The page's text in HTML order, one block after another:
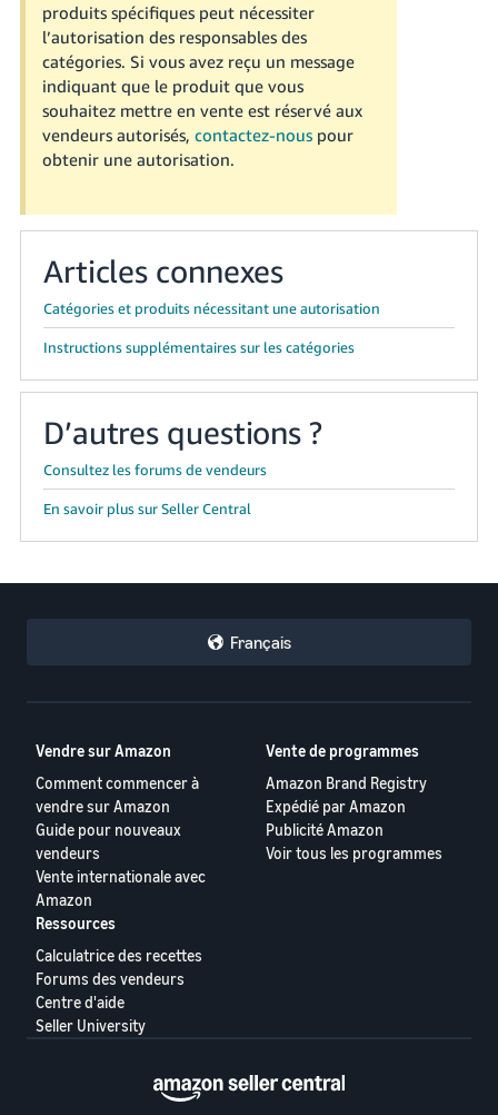
produits spécifiques peut nécessiter
l’autorisation des responsables des
catégories. Si vous avez reçu un message
indiquant que le produit que vous
souhaitez mettre en vente est réservé aux
vendeurs autorisés, contactez-nouspour
obtenir une autorisation.
Articles connexes
Catégories et produits nécessitant une autorisation
Instructions supplémentaires sur les catégories
D’autres questions ?
Consultez les forums de vendeurs
En savoir plus sur Seller Central
Français
Vendre sur Amazon
Comment commencer à
vendre sur Amazon
Guide pour nouveaux
vendeurs
Vente internationale avec
Amazon
Vente de programmes
Amazon Brand Registry
Expédié par Amazon
Publicité Amazon
Voir tous les programmes
Ressources
Calculatrice des recettes
Forums des vendeurs
Centre d'aide
Seller University